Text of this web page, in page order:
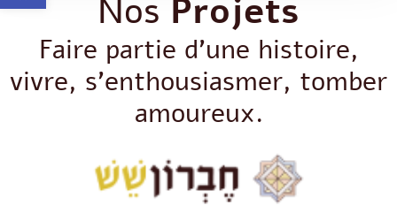
Nos Projets
Faire partie d’une histoire,
vivre, s’enthousiasmer, tomber
amoureux.